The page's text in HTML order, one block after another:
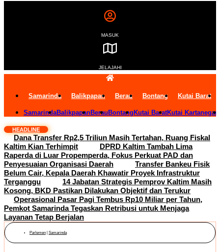
MASUK
JELAJAHI
Samarinda Balikpapan Berau Bontang Kutai Barat
SamarindaBalikpapanBerau Bontang Kutai BaratKutai
HEADLINE
Dana Transfer Rp2,5 Triliun Masih Tertahan, Ruang Fiskal
Kaltim Kian Terhimpit
DPRD Kaltim Tambah Lima
Raperda di Luar Propemperda, Fokus Perkuat PAD dan
Penyesuaian Organisasi Daerah
Transfer Bankeu Fisik
Belum Cair, Kepala Daerah Khawatir Proyek Infrastruktur
Terganggu
14 Jabatan Strategis Pemprov Kaltim Masih
Kosong, BKD Pastikan Dilakukan Objektif dan Terukur
Operasional Pasar Pagi Tembus Rp10 Miliar per Tahun,
Pemkot Samarinda Tegaskan Retribusi untuk Menjaga
Layanan Tetap Berjalan
Parlemen Samarinda